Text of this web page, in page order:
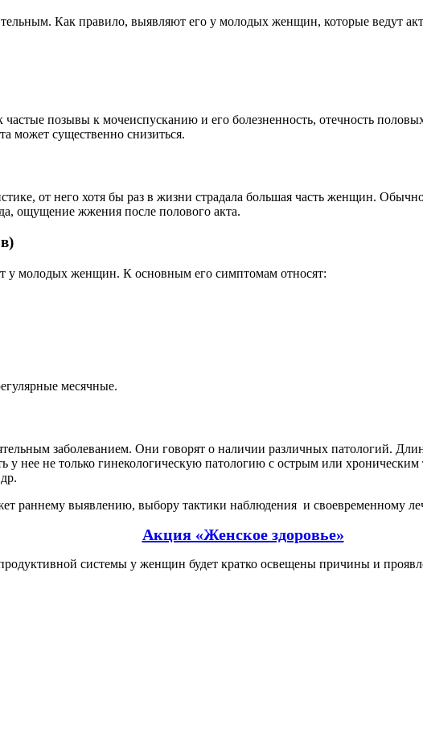
Как правило, выявляют его у молодых женщин, которые ведут
позывы к мочеиспусканию и его болезненность, отечность
может существенно снизиться.
от него хотя бы раз в жизни страдала большая часть женщин.
ощущение жжения после полового акта.
у молодых женщин. К основным его симптомам относят:
месячные.
заболеванием. Они говорят о наличии различных патологий.
нее не только гинекологическую патологию с острым или хроническим
раннему выявлению, выбору тактики наблюдения и своевременному
Акция «Женское здоровье»
системы у женщин будeт кратко освещены причины и